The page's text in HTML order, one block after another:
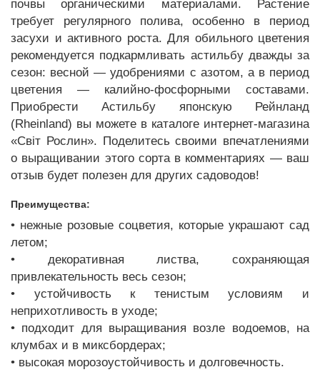
почвы органическими материалами. Растение
требует регулярного полива, особенно в период
засухи и активного роста. Для обильного цветения
рекомендуется подкармливать астильбу дважды за
сезон: весной — удобрениями с азотом, а в период
цветения — калийно-фосфорными составами.
Приобрести Астильбу японскую Рейнланд
(Rheinland) вы можете в каталоге интернет-магазина
«Світ Рослин». Поделитесь своими впечатлениями
о выращивании этого сорта в комментариях — ваш
отзыв будет полезен для других садоводов!
Преимущества:
• нежные розовые соцветия, которые украшают сад
летом;
• декоративная листва, сохраняющая
привлекательность весь сезон;
• устойчивость к тенистым условиям и
неприхотливость в уходе;
• подходит для выращивания возле водоемов, на
клумбах и в миксбордерах;
• высокая морозоустойчивость и долговечность.